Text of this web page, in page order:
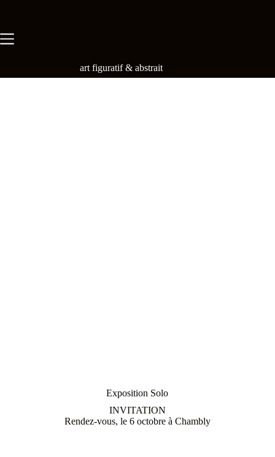
art figuratif & abstrait
Exposition Solo
INVITATION
Rendez-vous, le 6 octobre à Chambly